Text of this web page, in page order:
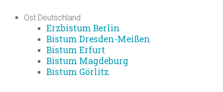
Ost Deutschland
Erzbistum Berlin
Bistum Dresden-Meißen
Bistum Erfurt
Bistum Magdeburg
Bistum Görlitz